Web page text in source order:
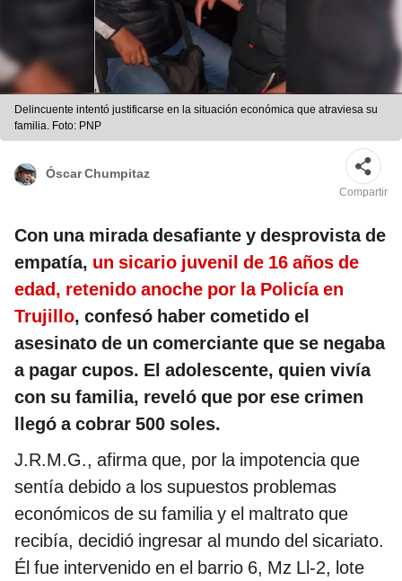
Delincuente intentó justificarse en la situación económica que atraviesa su
familia. Foto: PNP
Óscar Chumpitaz
Compartir
Con una mirada desafiante y desprovista de
empatía, un sicario juvenil de 16 años de
edad, retenido anoche por la Policía en
Trujillo, confesó haber cometido el
asesinato de un comerciante que se negaba
a pagar cupos. El adolescente, quien vivía
con su familia, reveló que por ese crimen
llegó a cobrar 500 soles.
J.R.M.G., afirma que, por la impotencia que
sentía debido a los supuestos problemas
económicos de su familia y el maltrato que
recibía, decidió ingresar al mundo del sicariato.
Él fue intervenido en el barrio 6, Mz Ll-2, lote